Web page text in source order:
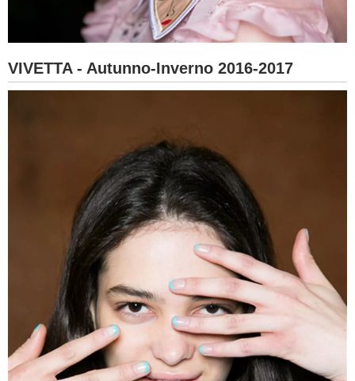
VIVETTA - Autunno-Inverno 2016-2017